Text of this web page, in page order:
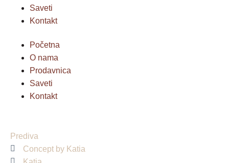
Saveti
Kontakt
Početna
O nama
Prodavnica
Saveti
Kontakt
Prediva
Concept by Katia